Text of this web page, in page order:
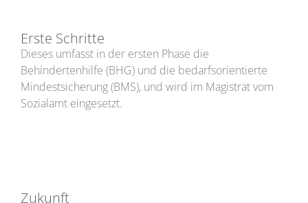
Erste Schritte
Dieses umfasst in der ersten Phase die
Behindertenhilfe (BHG) und die bedarfsorientierte
Mindestsicherung (BMS), und wird im Magistrat vom
Sozialamt eingesetzt.
Zukunft